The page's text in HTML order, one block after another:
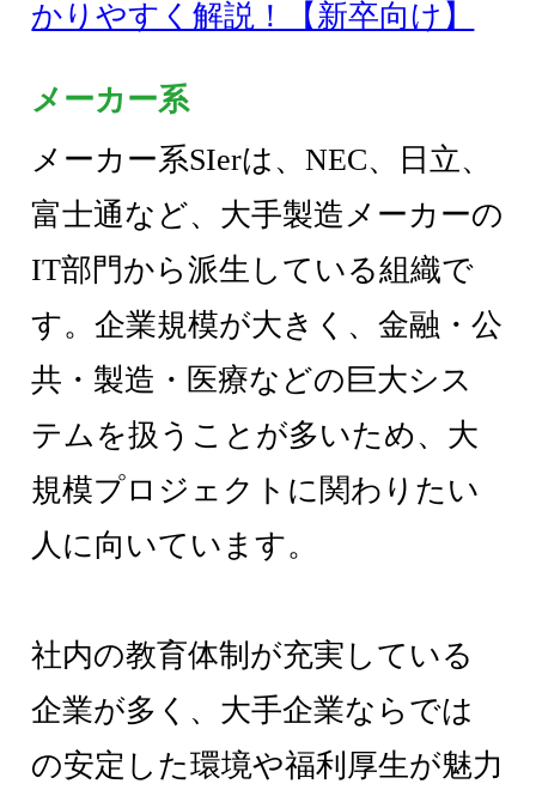
かりやすく解説！【新卒向け】
メーカー系
メーカー系SIerは、NEC、日立、
富士通など、大手製造メーカーの
IT部門から派生している組織で
す。企業規模が大きく、金融・公
共・製造・医療などの巨大シス
テムを扱うことが多いため、大
規模プロジェクトに関わりたい
人に向いています。
社内の教育体制が充実している
企業が多く、大手企業ならでは
の安定した環境や福利厚生が魅力